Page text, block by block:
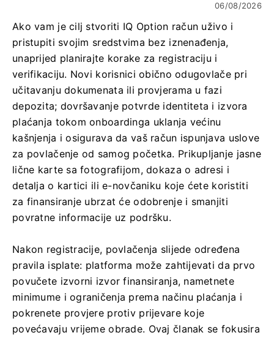
06/08/2026
Ako vam je cilj stvoriti IQ Option račun uživo i
pristupiti svojim sredstvima bez iznenađenja,
unaprijed planirajte korake za registraciju i
verifikaciju. Novi korisnici obično odugovlače pri
učitavanju dokumenata ili provjerama u fazi
depozita; dovršavanje potvrde identiteta i izvora
plaćanja tokom onboardinga uklanja većinu
kašnjenja i osigurava da vaš račun ispunjava uslove
za povlačenje od samog početka. Prikupljanje jasne
lične karte sa fotografijom, dokaza o adresi i
detalja o kartici ili e-novčaniku koje ćete koristiti
za finansiranje ubrzat će odobrenje i smanjiti
povratne informacije uz podršku.
Nakon registracije, povlačenja slijede određena
pravila isplate: platforma može zahtijevati da prvo
povučete izvorni izvor finansiranja, nametnete
minimume i ograničenja prema načinu plaćanja i
pokrenete provjere protiv prijevare koje
povećavaju vrijeme obrade. Ovaj članak se fokusira